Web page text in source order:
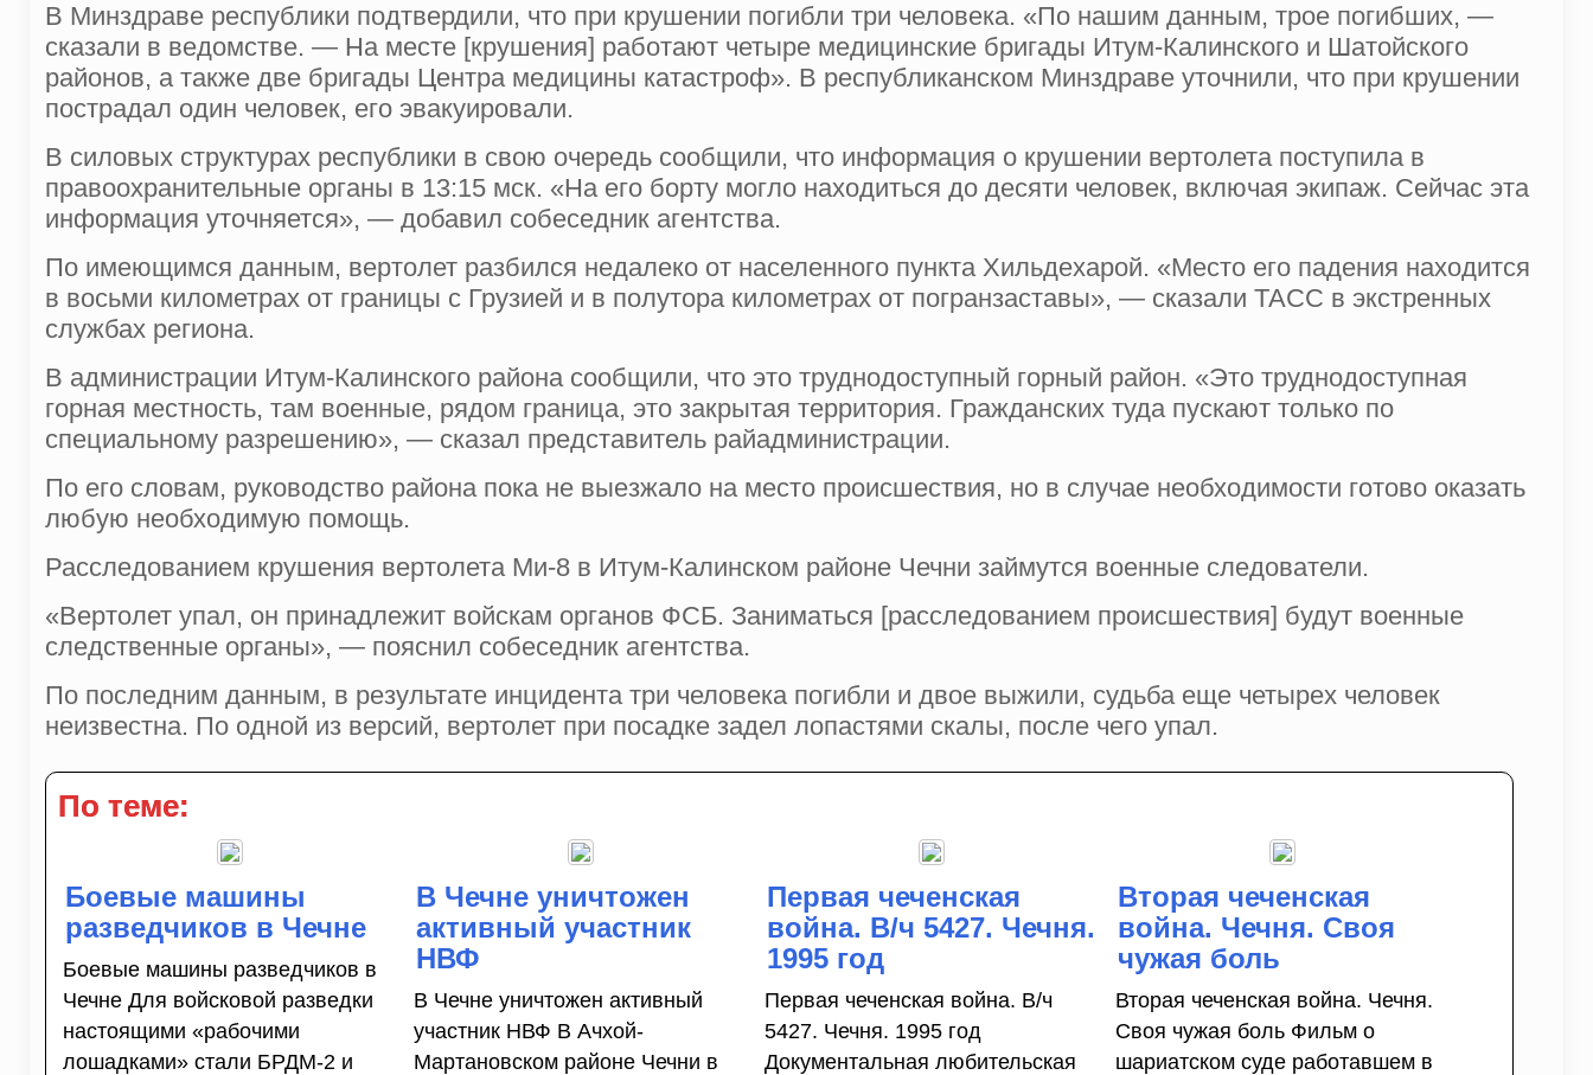
В Минздраве республики подтвердили, что при крушении погибли три человека. «По нашим данным, трое погибших, —
сказали в ведомстве. — На месте [крушения] работают четыре медицинские бригады Итум-Калинского и Шатойского
районов, а также две бригады Центра медицины катастроф». В республиканском Минздраве уточнили, что при крушении
пострадал один человек, его эвакуировали.
В силовых структурах республики в свою очередь сообщили, что информация о крушении вертолета поступила в
правоохранительные органы в 13:15 мск. «На его борту могло находиться до десяти человек, включая экипаж. Сейчас эта
информация уточняется», — добавил собеседник агентства.
По имеющимся данным, вертолет разбился недалеко от населенного пункта Хильдехарой. «Место его падения находится
в восьми километрах от границы с Грузией и в полутора километрах от погранзаставы», — сказали ТАСС в экстренных
службах региона.
В администрации Итум-Калинского района сообщили, что это труднодоступный горный район. «Это труднодоступная
горная местность, там военные, рядом граница, это закрытая территория. Гражданских туда пускают только по
специальному разрешению», — сказал представитель райадминистрации.
По его словам, руководство района пока не выезжало на место происшествия, но в случае необходимости готово оказать
любую необходимую помощь.
Расследованием крушения вертолета Ми-8 в Итум-Калинском районе Чечни займутся военные следователи.
«Вертолет упал, он принадлежит войскам органов ФСБ. Заниматься [расследованием происшествия] будут военные
следственные органы», — пояснил собеседник агентства.
По последним данным, в результате инцидента три человека погибли и двое выжили, судьба еще четырех человек
неизвестна. По одной из версий, вертолет при посадке задел лопастями скалы, после чего упал.
По теме:
Боевые машины
разведчиков в Чечне
Боевые машины разведчиков в
Чечне Для войсковой разведки
настоящими «рабочими
лошадками» стали БРДМ-2 и
В Чечне уничтожен
активный участник
НВФ
В Чечне уничтожен активный
участник НВФ В Ачхой-
Мартановском районе Чечни в
Первая чеченская
война. В/ч 5427. Чечня.
1995 год
Первая чеченская война. В/ч
5427. Чечня. 1995 год
Документальная любительская
Вторая чеченская
война. Чечня. Своя
чужая боль
Вторая чеченская война. Чечня.
Своя чужая боль Фильм о
шариатском суде работавшем в